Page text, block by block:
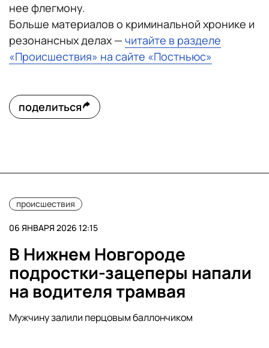
нее флегмону.
Больше материалов о криминальной хронике и
резонансных делах — читайте в разделе
«Происшествия» на сайте «Постньюс»
поделиться
происшествия
06 ЯНВАРЯ 2026 12:15
В Нижнем Новгороде
подростки-зацеперы напали
на водителя трамвая
Мужчину залили перцовым баллончиком